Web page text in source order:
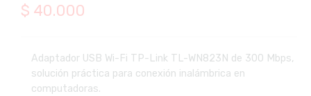
$ 40.000
Adaptador USB Wi-Fi TP-Link TL-WN823N de 300 Mbps,
solución práctica para conexión inalámbrica en
computadoras.